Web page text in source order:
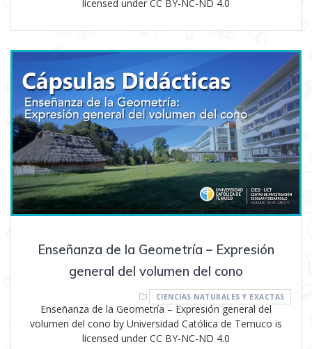
licensed under CC BY-NC-ND 4.0
Enseñanza de la Geometría – Expresión
general del volumen del cono
CIENCIAS NATURALES Y EXACTAS
Enseñanza de la Geometría – Expresión general del
volumen del cono by Universidad Católica de Temuco is
licensed under CC BY-NC-ND 4.0